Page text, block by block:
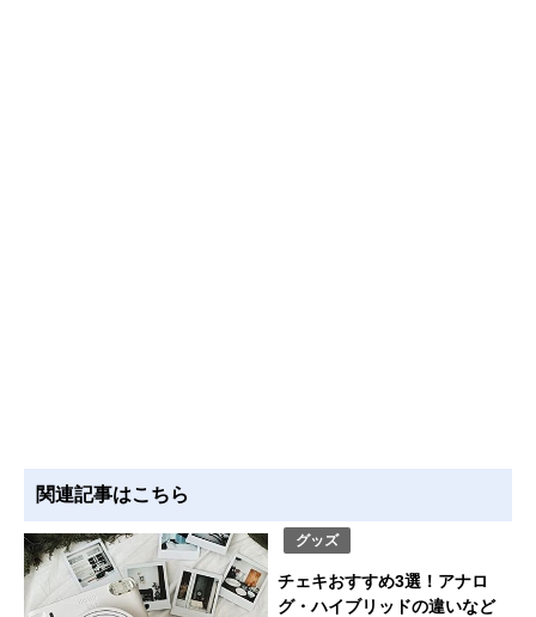
関連記事はこちら
グッズ
チェキおすすめ3選！アナロ
グ・ハイブリッドの違いなど